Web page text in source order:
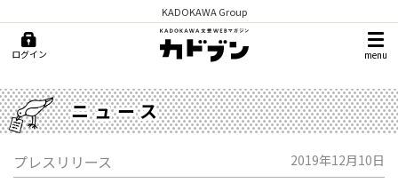
KADOKAWA Group
ログイン menu
ニュース
プレスリリース 2019年12月10日